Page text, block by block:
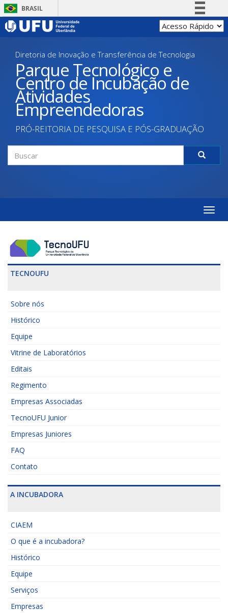
Pular
para
BRASIL
Simplifique!
Participe
Acesso à informação
Legislação
Diretoria de Inovação e Transferência de Tecnologia
Parque Tecnológico e
Centro de Incubação de
Atividades
Empreendedoras
PRÓ-REITORIA DE PESQUISA E PÓS-GRADUAÇÃO
Formulário
de
Toggle
TECNOUFU
Sobre nós
Histórico
Equipe
Vitrine de Laboratórios
Editais
Regimento
Empresas Associadas
TecnoUFU Junior
Empresas Juniores
FAQ
Contato
A INCUBADORA
CIAEM
O que é a incubadora?
Histórico
Equipe
Serviços
Empresas